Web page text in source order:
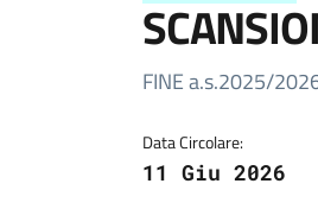
Dettagli
FINE a.s.2025/
Data Circolare:
11 Giu 2026